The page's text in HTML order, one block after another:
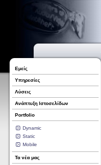
Εμείς
Υπηρεσίες
Λύσεις
Ανάπτυξη Ιστοσελίδων
Portfolio
Dynamic
Static
Mobile
Τα νέα μας